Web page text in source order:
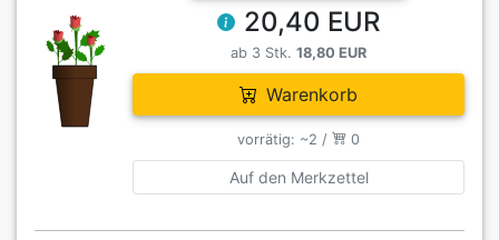
20,40 EUR
ab 3 Stk. 18,80 EUR
Warenkorb
vorrätig: ~2 / 0
Auf den Merkzettel